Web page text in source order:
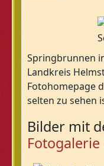
Springbrunnen
Landkreis
Fotohomepage
selten zu sehen
Bilder mit
Fotogalerie